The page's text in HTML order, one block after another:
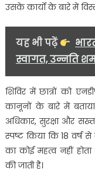
उसके कार्यों के बारे में
यह भी पढ़ें
स्वागत, उन्नति
शिविर में छात्रों को
कानूनों के बारे में
अधिकार, सुरक्षा और
स्पष्ट किया कि 18
का कोई महत्व नहीं
की जाती है।